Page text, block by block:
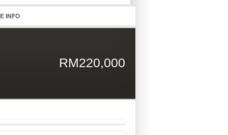
INFO
RM220,000